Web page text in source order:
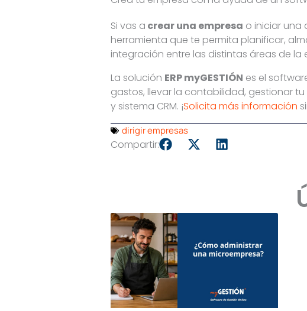
Si vas a crear una empresa o iniciar
herramienta que te permita planificar,
integración entre las distintas áreas de la
La solución ERP myGESTIÓN es el
gastos, llevar la contabilidad, gestionar
y sistema CRM. ¡Solicita más información
dirigir empresas
Compartir: